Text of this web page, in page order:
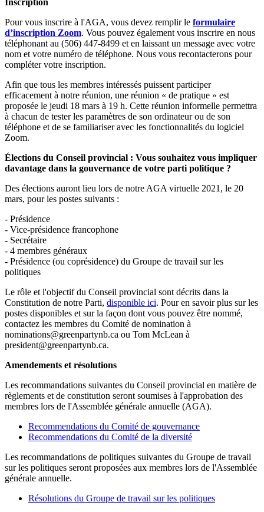
Pour vous inscrire à l'AGA, vous devez remplir le formulaire
d’inscription Zoom. Vous pouvez également vous inscrire en nous
téléphonant au (506) 447-8499 et en laissant un message avec votre
nom et votre numéro de téléphone. Nous vous recontacterons pour
compléter votre inscription.
Afin que tous les membres intéressés puissent participer
efficacement à notre réunion, une réunion « de pratique » est
proposée le jeudi 18 mars à 19 h. Cette réunion informelle permettra
à chacun de tester les paramètres de son ordinateur ou de son
téléphone et de se familiariser avec les fonctionnalités du logiciel
Zoom.
Élections du Conseil provincial : Vous souhaitez vous impliquer
davantage dans la gouvernance de votre parti politique ?
Des élections auront lieu lors de notre AGA virtuelle 2021, le 20
mars, pour les postes suivants :
- Présidence
- Vice-présidence francophone
- Secrétaire
- 4 membres généraux
- Présidence (ou coprésidence) du Groupe de travail sur les
politiques
Le rôle et l'objectif du Conseil provincial sont décrits dans la
Constitution de notre Parti, disponible ici. Pour en savoir plus sur les
postes disponibles et sur la façon dont vous pouvez être nommé,
contactez les membres du Comité de nomination à
nominations@greenpartynb.ca ou Tom McLean à
president@greenpartynb.ca.
Amendements et résolutions
Les recommandations suivantes du Conseil provincial en matière de
règlements et de constitution seront soumises à l'approbation des
membres lors de l'Assemblée générale annuelle (AGA).
Recommendations du Comité de gouvernance
Recommendations du Comité de la diversité
Les recommandations de politiques suivantes du Groupe de travail
sur les politiques seront proposées aux membres lors de l'Assemblée
générale annuelle.
Résolutions du Groupe de travail sur les politiques